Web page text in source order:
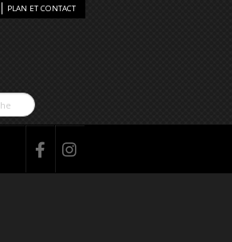
PLAN ET CONTACT